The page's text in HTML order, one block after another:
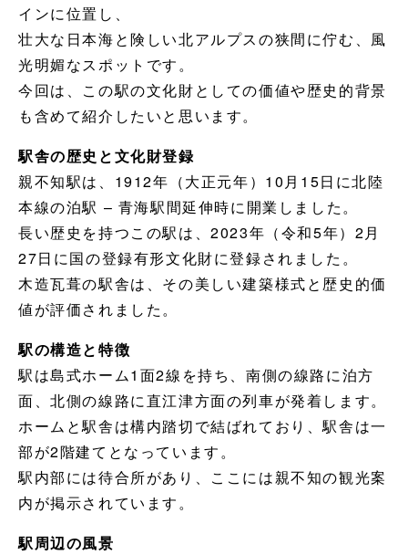
インに位置し、
壮大な日本海と険しい北アルプスの狭間に佇む、風
光明媚なスポットです。
今回は、この駅の文化財としての価値や歴史的背景
も含めて紹介したいと思います。
駅舎の歴史と文化財登録
親不知駅は、1912年（大正元年）10月15日に北陸
本線の泊駅 – 青海駅間延伸時に開業しました。
長い歴史を持つこの駅は、2023年（令和5年）2月
27日に国の登録有形文化財に登録されました。
木造瓦葺の駅舎は、その美しい建築様式と歴史的価
値が評価されました。
駅の構造と特徴
駅は島式ホーム1面2線を持ち、南側の線路に泊方
面、北側の線路に直江津方面の列車が発着します。
ホームと駅舎は構内踏切で結ばれており、駅舎は一
部が2階建てとなっています。
駅内部には待合所があり、ここには親不知の観光案
内が掲示されています。
駅周辺の風景